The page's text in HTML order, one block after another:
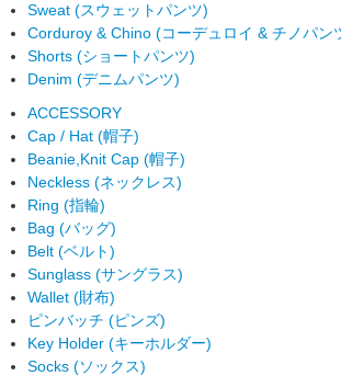
Sweat (スウェットパンツ)
Corduroy & Chino (コーデュロイ & チノパン
Shorts (ショートパンツ)
Denim (デニムパンツ)
ACCESSORY
Cap / Hat (帽子)
Beanie,Knit Cap (帽子)
Neckless (ネックレス)
Ring (指輪)
Bag (バッグ)
Belt (ベルト)
Sunglass (サングラス)
Wallet (財布)
ピンバッチ (ピンズ)
Key Holder (キーホルダー)
Socks (ソックス)